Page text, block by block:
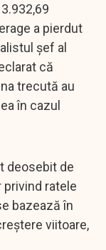
a pierdut
șef al
că
trecută au
în cazul
deosebit de
ratele
bazează în
viitoare,